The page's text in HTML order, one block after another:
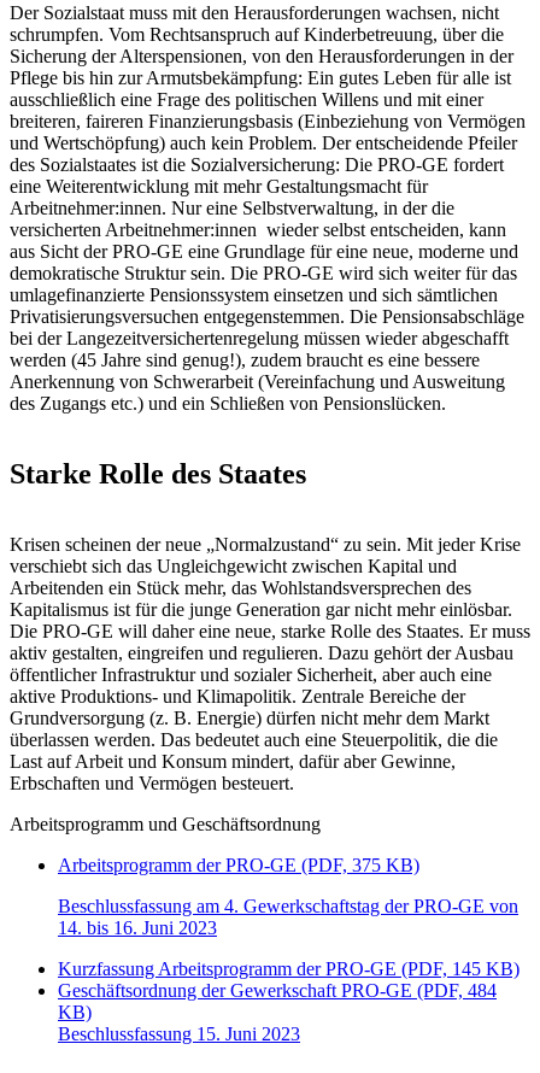
Der Sozialstaat muss mit den Herausforderungen wachsen, nicht
schrumpfen. Vom Rechtsanspruch auf Kinderbetreuung, über die
Sicherung der Alterspensionen, von den Herausforderungen in der
Pflege bis hin zur Armutsbekämpfung: Ein gutes Leben für alle ist
ausschließlich eine Frage des politischen Willens und mit einer
breiteren, faireren Finanzierungsbasis (Einbeziehung von Vermögen
und Wertschöpfung) auch kein Problem. Der entscheidende Pfeiler
des Sozialstaates ist die Sozialversicherung: Die PRO-GE fordert
eine Weiterentwicklung mit mehr Gestaltungsmacht für
Arbeitnehmer:innen. Nur eine Selbstverwaltung, in der die
versicherten Arbeitnehmer:innen wieder selbst entscheiden, kann
aus Sicht der PRO-GE eine Grundlage für eine neue, moderne und
demokratische Struktur sein. Die PRO-GE wird sich weiter für das
umlagefinanzierte Pensionssystem einsetzen und sich sämtlichen
Privatisierungsversuchen entgegenstemmen. Die Pensionsabschläge
bei der Langezeitversichertenregelung müssen wieder abgeschafft
werden (45 Jahre sind genug!), zudem braucht es eine bessere
Anerkennung von Schwerarbeit (Vereinfachung und Ausweitung
des Zugangs etc.) und ein Schließen von Pensionslücken.
Starke Rolle des Staates
Krisen scheinen der neue „Normalzustand“ zu sein. Mit jeder Krise
verschiebt sich das Ungleichgewicht zwischen Kapital und
Arbeitenden ein Stück mehr, das Wohlstandsversprechen des
Kapitalismus ist für die junge Generation gar nicht mehr einlösbar.
Die PRO-GE will daher eine neue, starke Rolle des Staates. Er muss
aktiv gestalten, eingreifen und regulieren. Dazu gehört der Ausbau
öffentlicher Infrastruktur und sozialer Sicherheit, aber auch eine
aktive Produktions- und Klimapolitik. Zentrale Bereiche der
Grundversorgung (z. B. Energie) dürfen nicht mehr dem Markt
überlassen werden. Das bedeutet auch eine Steuerpolitik, die die
Last auf Arbeit und Konsum mindert, dafür aber Gewinne,
Erbschaften und Vermögen besteuert.
Arbeitsprogramm und Geschäftsordnung
Arbeitsprogramm der PRO-GE (PDF, 375 KB)
Beschlussfassung am 4. Gewerkschaftstag der PRO-GE von
14. bis 16. Juni 2023
Kurzfassung Arbeitsprogramm der PRO-GE (PDF, 145 KB)
Geschäftsordnung der Gewerkschaft PRO-GE (PDF, 484
KB)
Beschlussfassung 15. Juni 2023